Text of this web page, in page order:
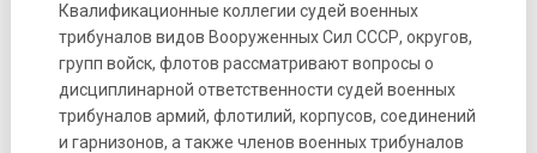
Квалификационные коллегии судей военных
трибуналов видов Вооруженных Сил СССР, округов,
групп войск, флотов рассматривают вопросы о
дисциплинарной ответственности судей военных
трибуналов армий, флотилий, корпусов, соединений
и гарнизонов, а также членов военных трибуналов